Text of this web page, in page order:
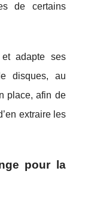
de certains
et adapte ses
disques, au
place, afin de
extraire les
pour la